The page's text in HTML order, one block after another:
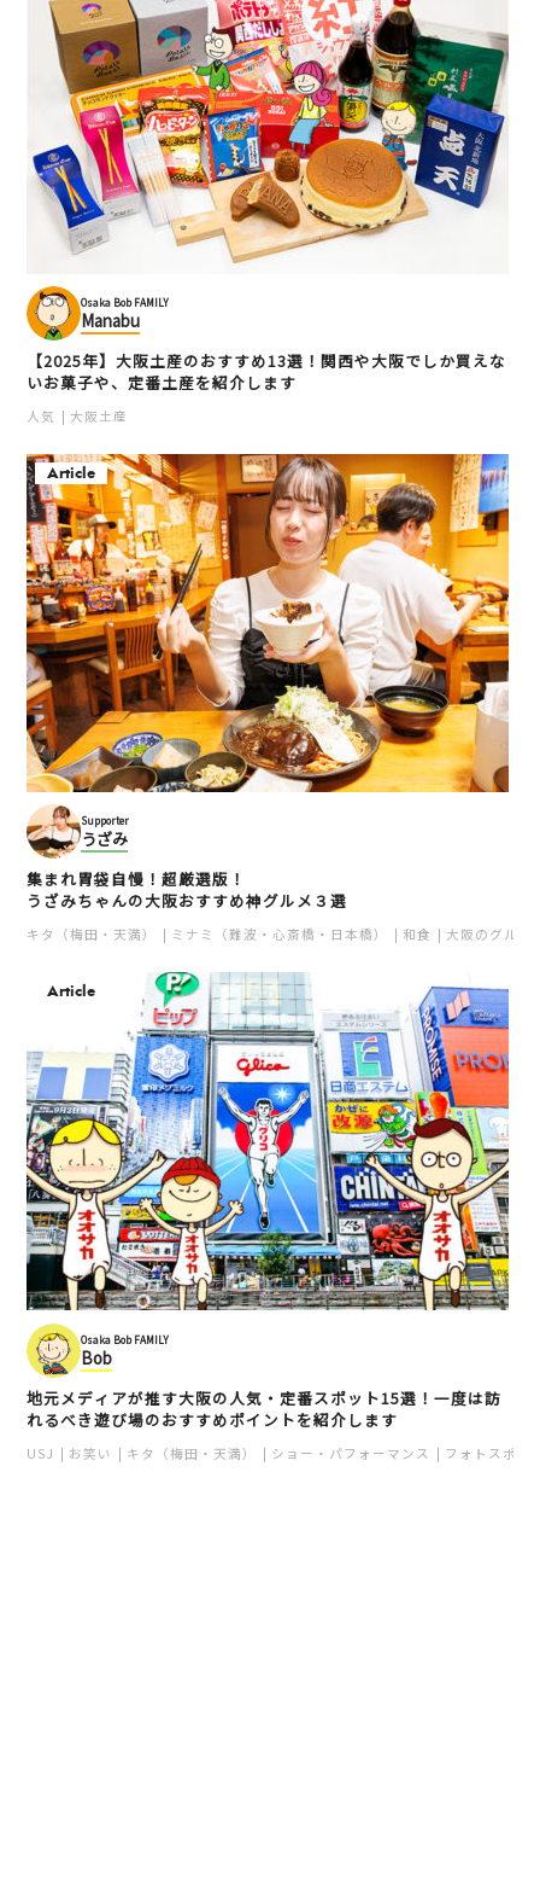
Osaka Bob FAMILY
Manabu
【2025年】大阪土産のおすすめ13選！関西や大阪でしか買えな
いお菓子や、定番土産を紹介します
人気 大阪土産
Article
Supporter
うざみ
集まれ胃袋自慢！超厳選版！
うざみちゃんの大阪おすすめ神グルメ３選
キタ（梅田・天満） ミナミ（難波・心斎橋・日本橋） 和食 大阪のグルメ
Article
Osaka Bob FAMILY
Bob
地元メディアが推す大阪の人気・定番スポット15選！一度は訪
れるべき遊び場のおすすめポイントを紹介します
USJ お笑い キタ（梅田・天満） ショー・パフォーマンス フォトスポッ